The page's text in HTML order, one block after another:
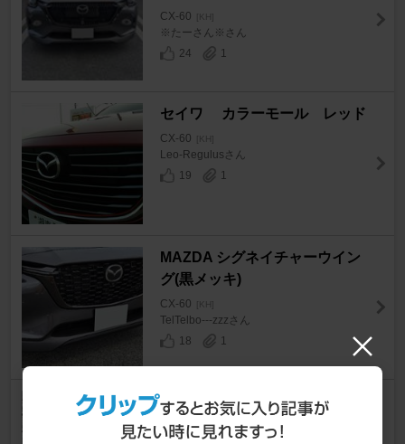
CX-60 [KH]
※たーさん※さん
24
1
セイワ カラーモール レッド
CX-60 [KH]
Leo-Regulusさん
19
1
MAZDA シグネイチャーウイン
グ(黒メッキ)
CX-60 [KH]
TelTelbo---zzzさん
18
1
不明 フロント グリルガーニッ
シュカバー